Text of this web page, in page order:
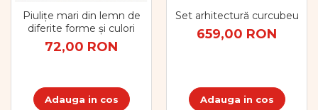
Piulițe mari din lemn de
diferite forme și culori
72,00 RON
Adauga in cos
Set arhitectură curcubeu
659,00 RON
Adauga in cos